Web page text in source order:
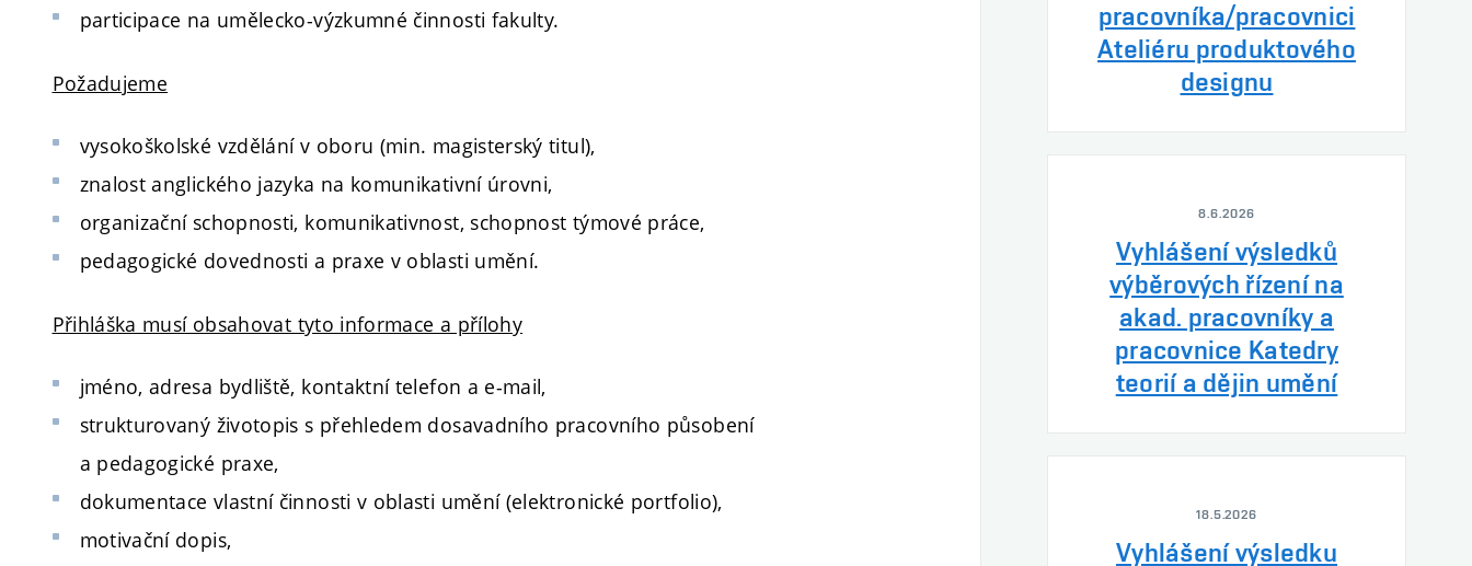
participace na umělecko-výzkumné činnosti fakulty.
Požadujeme
vysokoškolské vzdělání v oboru (min. magisterský titul),
znalost anglického jazyka na komunikativní úrovni,
organizační schopnosti, komunikativnost, schopnost týmové práce,
pedagogické dovednosti a praxe v oblasti umění.
Přihláška musí obsahovat tyto informace a přílohy
jméno, adresa bydliště, kontaktní telefon a e-mail,
strukturovaný životopis s přehledem dosavadního pracovního působení
a pedagogické praxe,
dokumentace vlastní činnosti v oblasti umění (elektronické portfolio),
motivační dopis,
pracovníka/pracovnici
Ateliéru produktového
designu
8.6.2026
Vyhlášení výsledků
výběrových řízení na
akad. pracovníky a
pracovnice Katedry
teorií a dějin umění
18.5.2026
Vyhlášení výsledku